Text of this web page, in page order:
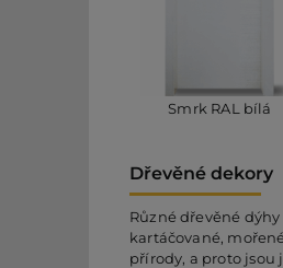
Smrk RAL bílá
Dřevěné dekory
Různé dřevěné
kartáčované,
přírody, a proto jsou